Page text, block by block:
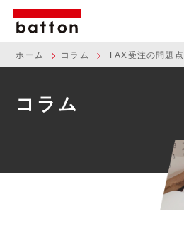
ホーム コラム
コラム